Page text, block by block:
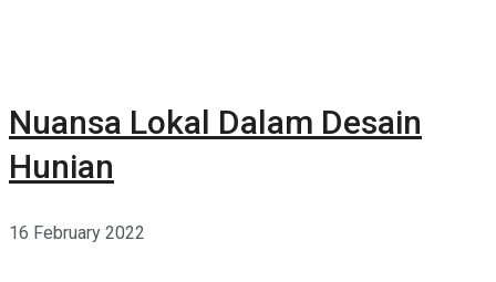
Nuansa Lokal Dalam Desain
Hunian
16 February 2022